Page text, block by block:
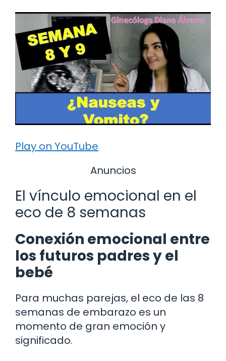
Play on YouTube
Anuncios
El vínculo emocional en el
eco de 8 semanas
Conexión emocional entre
los futuros padres y el
bebé
Para muchas parejas, el eco de las 8
semanas de embarazo es un
momento de gran emoción y
significado.